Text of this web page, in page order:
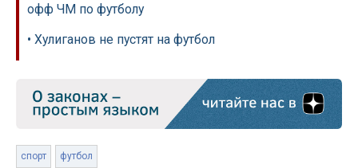
офф ЧМ по футболу
• Хулиганов не пустят на футбол
спорт футбол